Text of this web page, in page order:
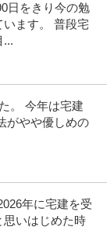
提供：doda
り、一人一人裁量
日をきり今の勉
ます。 普段宅
...
。 今年は宅建
がやや優しめの
年に宅建を受
思いはじめた時